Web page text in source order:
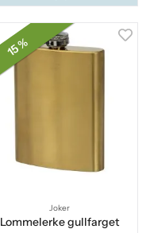
15 %
Joker
Lommelerke gullfarget